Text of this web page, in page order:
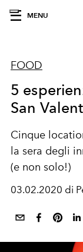
MENU
FOOD
5
San
Cinque
la sera degli
(e non solo!)
03.02.2020 di